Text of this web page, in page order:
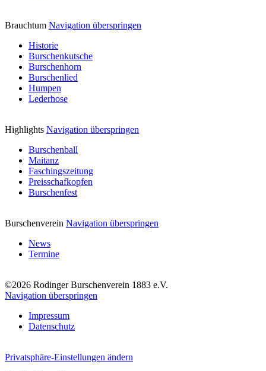
Brauchtum Navigation überspringen
Historie
Burschenkutsche
Burschenhorn
Burschenlied
Humpen
Lederhose
Highlights Navigation überspringen
Burschenball
Maitanz
Faschingszeitung
Preisschafkopfen
Burschenfest
Burschenverein Navigation überspringen
News
Termine
©2026 Rodinger Burschenverein 1883 e.V.
Navigation überspringen
Impressum
Datenschutz
Privatsphäre-Einstellungen ändern